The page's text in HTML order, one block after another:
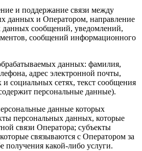
и поддержание связи между
данных и Оператором, направление
данных сообщений, уведомлений,
сообщений информационного
данных: фамилия,
адрес электронной почты,
и социальных сетях, текст сообщения
персональные данные).
данные которых
персональных данных, которые
связи Оператора; субъекты
связываются с Оператором за
получения какой-либо услуги.